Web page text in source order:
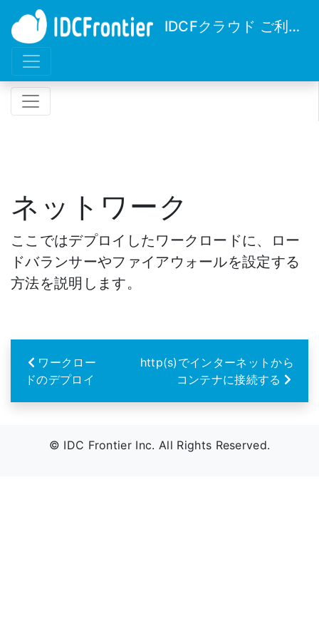
IDCFクラウド ご利用ガイド
ネットワーク
ここではデプロイしたワークロードに、ロー
ドバランサーやファイアウォールを設定する
方法を説明します。
ワークロー
ドのデプロイ
http(s)でインターネットから
コンテナに接続する
© IDC Frontier Inc. All Rights Reserved.